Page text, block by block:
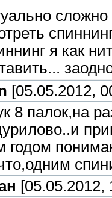
сложно
я как
[05.05.2012,
8 палок,на
годом
[05.05.2012,